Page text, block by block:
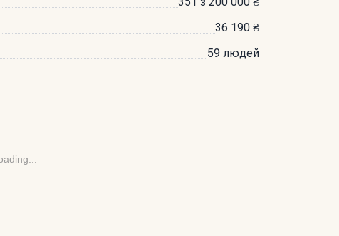
36 190 ₴
59 людей